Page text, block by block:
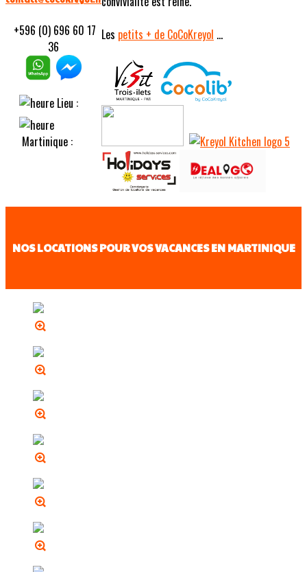
+596 (0) 696 60 17
36
Lieu :
Martinique :
Les petits + de CoCoKreyol ...
NOS LOCATIONS POUR VOS VACANCES EN MARTINIQUE